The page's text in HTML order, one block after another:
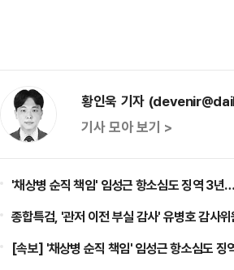
황인욱 기자
기사 모아 보기 >
'채상병 순직 책임' 임성근 항소심도 징역 3년
종합특검, '관저 이전 부실 감사' 유병호 감사
[속보] '채상병 순직 책임' 임성근 항소심도 징